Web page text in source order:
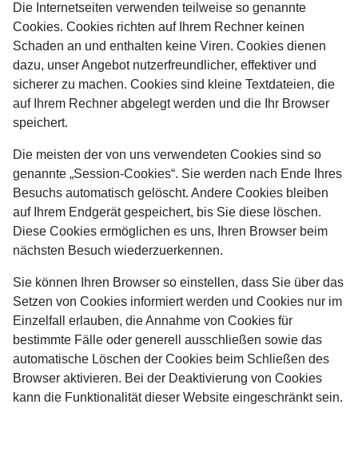
Die Internetseiten verwenden teilweise so genannte
Cookies. Cookies richten auf Ihrem Rechner keinen
Schaden an und enthalten keine Viren. Cookies dienen
dazu, unser Angebot nutzerfreundlicher, effektiver und
sicherer zu machen. Cookies sind kleine Textdateien, die
auf Ihrem Rechner abgelegt werden und die Ihr Browser
speichert.
Die meisten der von uns verwendeten Cookies sind so
genannte „Session-Cookies“. Sie werden nach Ende Ihres
Besuchs automatisch gelöscht. Andere Cookies bleiben
auf Ihrem Endgerät gespeichert, bis Sie diese löschen.
Diese Cookies ermöglichen es uns, Ihren Browser beim
nächsten Besuch wiederzuerkennen.
Sie können Ihren Browser so einstellen, dass Sie über das
Setzen von Cookies informiert werden und Cookies nur im
Einzelfall erlauben, die Annahme von Cookies für
bestimmte Fälle oder generell ausschließen sowie das
automatische Löschen der Cookies beim Schließen des
Browser aktivieren. Bei der Deaktivierung von Cookies
kann die Funktionalität dieser Website eingeschränkt sein.